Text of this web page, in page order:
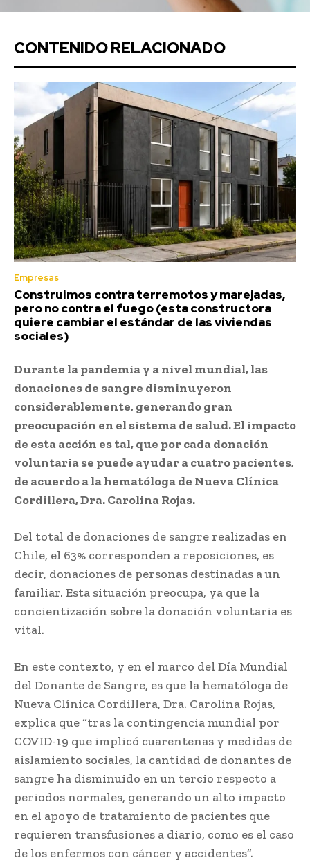
CONTENIDO RELACIONADO
Empresas
Construimos contra terremotos y marejadas,
pero no contra el fuego (esta constructora
quiere cambiar el estándar de las viviendas
sociales)
Durante la pandemia y a nivel mundial, las
donaciones de sangre disminuyeron
considerablemente, generando gran
preocupación en el sistema de salud. El impacto
de esta acción es tal, que por cada donación
voluntaria se puede ayudar a cuatro pacientes,
de acuerdo a la hematóloga de Nueva Clínica
Cordillera, Dra. Carolina Rojas.
Del total de donaciones de sangre realizadas en
Chile, el 63% corresponden a reposiciones, es
decir, donaciones de personas destinadas a un
familiar. Esta situación preocupa, ya que la
concientización sobre la donación voluntaria es
vital.
En este contexto, y en el marco del Día Mundial
del Donante de Sangre, es que la hematóloga de
Nueva Clínica Cordillera, Dra. Carolina Rojas,
explica que “tras la contingencia mundial por
COVID-19 que implicó cuarentenas y medidas de
aislamiento sociales, la cantidad de donantes de
sangre ha disminuido en un tercio respecto a
periodos normales, generando un alto impacto
en el apoyo de tratamiento de pacientes que
requieren transfusiones a diario, como es el caso
de los enfermos con cáncer y accidentes”.